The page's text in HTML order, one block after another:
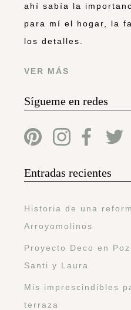
ahí sabía la
para mí el hogar, la
los detalles.
VER MÁS
Sígueme en redes
Entradas recientes
Historia de una
Arroyomolinos
Proyecto Deco en
Santi y Laura
Mis imprescindibles
terraza